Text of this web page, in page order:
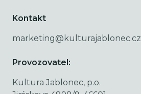
Kontakt
marketing@kulturajablonec.cz
Provozovatel:
Kultura Jablonec, p.o.